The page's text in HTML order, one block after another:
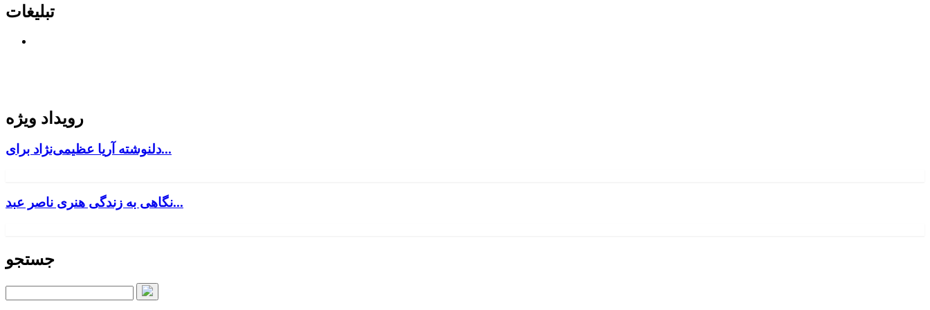
تبلیغات
رویداد ویژه
دلنوشته آریا عظیمی‌نژاد برای...
نگاهی به زندگی هنری ناصر عبد...
جستجو